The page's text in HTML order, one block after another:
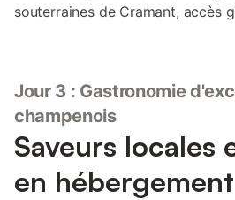
souterraines de Cramant, accès
Jour 3 : Gastronomie
champenois
Saveurs locales
en hébergement